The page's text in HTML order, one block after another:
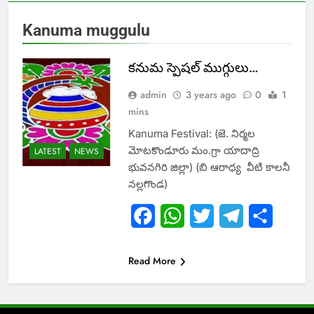
Kanuma muggulu
LATEST NEWS
కనుమ స్పెషల్ ముగ్గులు…
admin 3 years ago 0
1
mins
Kanuma Festival: (జె. నిర్మల
మోటకొండూరు మం.గ్రా యాదాద్రి
భువనగిరి జిల్లా) (బి ఆరాధ్య వీటి కాలనీ
నల్లగొండ)
FacebookWhatsApp
Twitter Telegram
Read More